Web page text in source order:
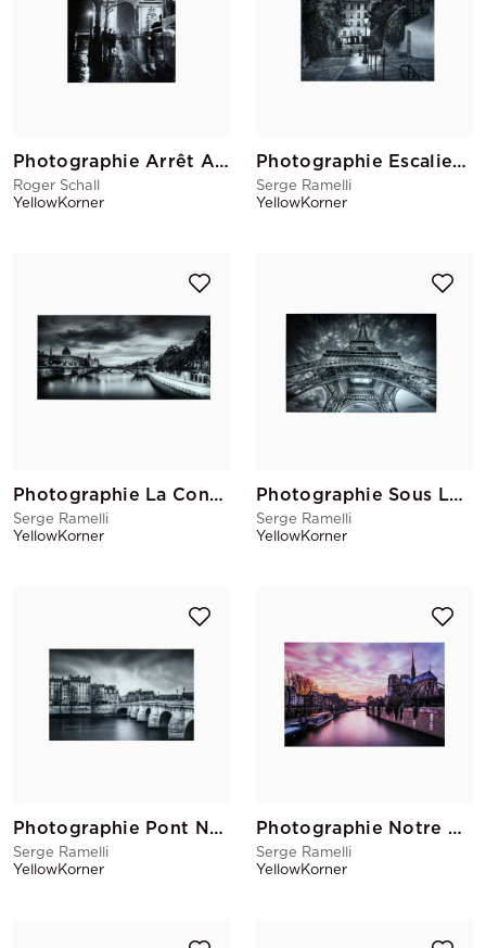
Photographie Arrêt Autobus I
Roger Schall
YellowKorner
Photographie Escaliers Montmartre
Serge Ramelli
YellowKorner
Photographie La Conciergerie
Serge Ramelli
YellowKorner
Photographie Sous La Jupe
Serge Ramelli
YellowKorner
Photographie Pont Neuf, Ile de La Cite
Serge Ramelli
YellowKorner
Photographie Notre Dame Rose
Serge Ramelli
YellowKorner